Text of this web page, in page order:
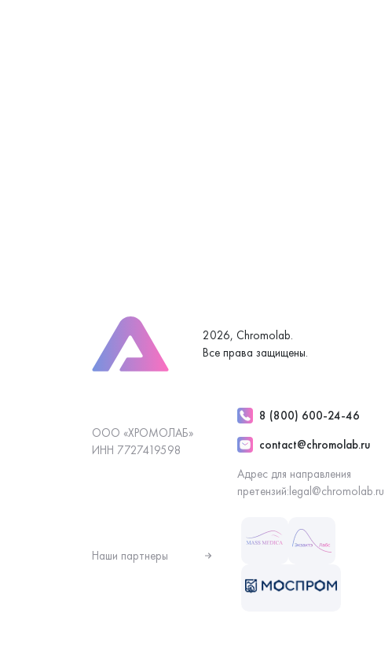
2026, Chromolab.
Все права защищены.
ООО «ХРОМОЛАБ»
ИНН 7727419598
8 (800) 600-24-46
contact@chromolab.ru
Адрес для направления
претензий:legal@chromolab.ru
Наши партнеры